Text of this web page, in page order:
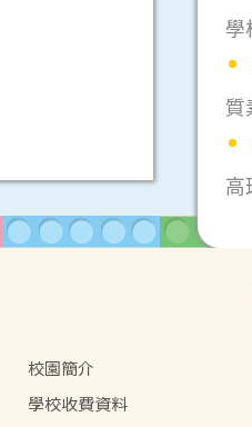
學
質
高
校園簡介
學校收費資料